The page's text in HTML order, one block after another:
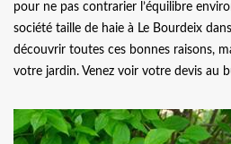
pour ne pas contrarier l’équilibre
société taille de haie à Le Bourdeix
découvrir toutes ces bonnes raisons,
votre jardin. Venez voir votre devis au